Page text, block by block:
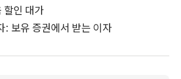
할인 대가
: 보유 증권에서 받는 이자